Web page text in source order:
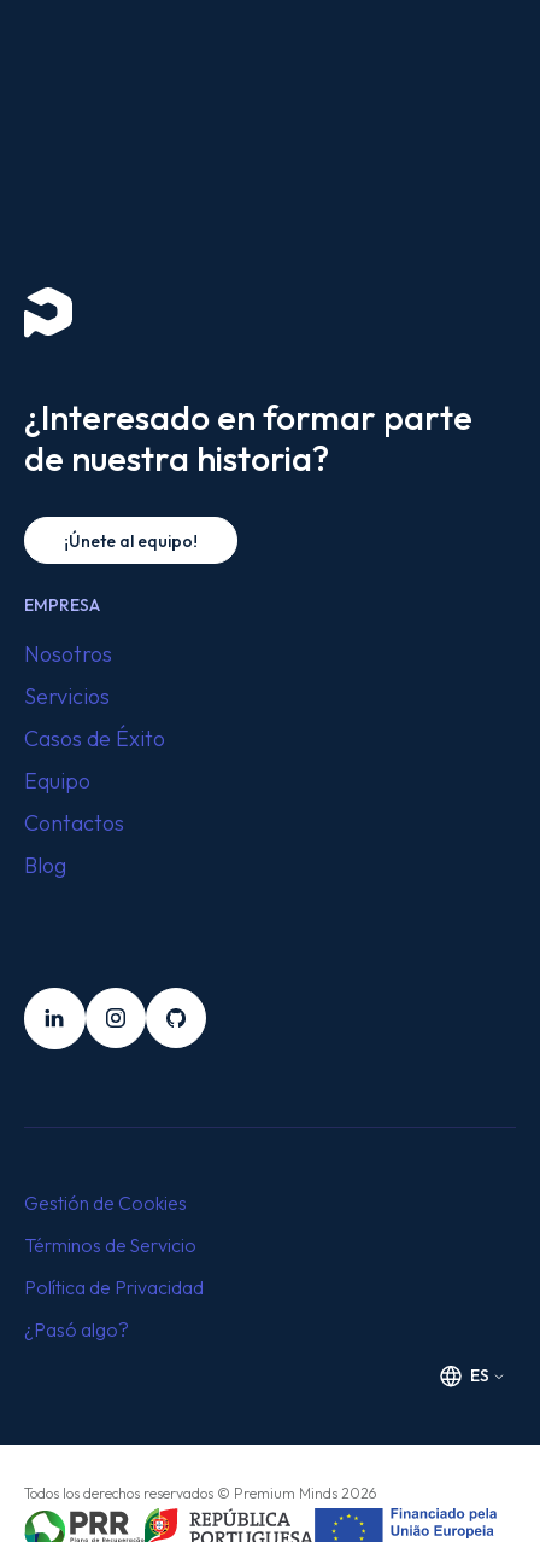
¿Interesado en formar parte
de nuestra historia?
¡Únete al equipo!
EMPRESA
Nosotros
Servicios
Casos de Éxito
Equipo
Contactos
Blog
LinkedInInstagramGithub
Gestión de Cookies
Términos de Servicio
Política de Privacidad
¿Pasó algo?
ES
Todos los derechos reservados © Premium Minds 2026